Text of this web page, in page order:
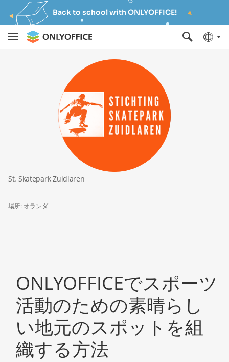
Back to school with ONLYOFFICE!
ONLYOFFICEでスポーツ
活動のための素晴らし
い地元のスポットを組
織する方法
St. Skatepark Zuidlaren
場所: オランダ